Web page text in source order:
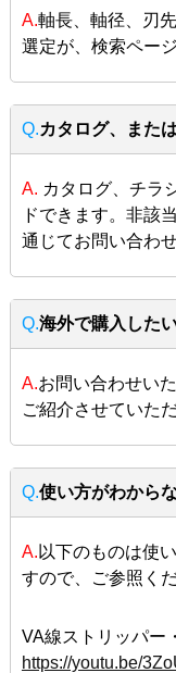
A.軸長、軸径、刃
選定が、検索ペー
Q.カタログ、また
A. カタログ、チラ
ドできます。非該
通じてお問い合わ
Q.海外で購入したい
A.お問い合わせい
ご紹介させていた
Q.使い方がわからな
A. 以下のものは使
すので、ご参照くだ
VA線ストリッパ
https://youtu.be/